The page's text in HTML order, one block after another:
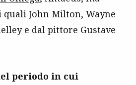
John Milton, Wayne
e dal pittore Gustave
periodo in cui